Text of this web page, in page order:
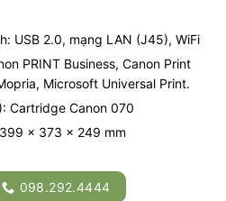
USB 2.0, mạng LAN (J45), WiFi
PRINT Business, Canon Print
Microsoft Universal Print.
Cartridge Canon 070
x 373 x 249 mm
098.292.4444